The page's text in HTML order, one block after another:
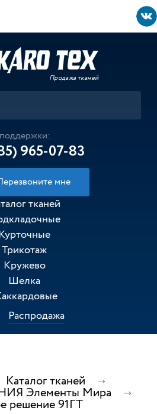
Продажа тканей
965-07-83
мне
тканей
Трикотаж
Кружево
Шелка
Распродажа
Каталог тканей
Элементы Мира
решение 91ГТ